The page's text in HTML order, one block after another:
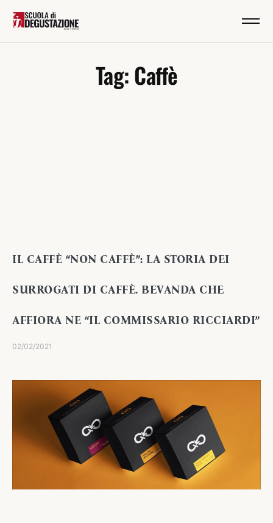
Tag: Caffè
IL CAFFÈ “NON CAFFÈ”: LA STORIA DEI
SURROGATI DI CAFFÈ. BEVANDA CHE
AFFIORA NE “IL COMMISSARIO RICCIARDI”
02/02/2021